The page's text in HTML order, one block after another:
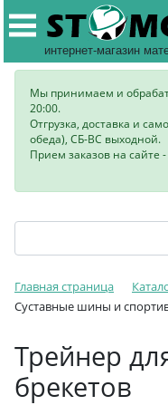
интернет-магазин
Мы принимаем и
20:00.
Отгрузка, доставка и
обеда), СБ-ВС выходной.
Прием заказов на сайте -
Главная страница
Суставные шины и
Трейнер
брекетов